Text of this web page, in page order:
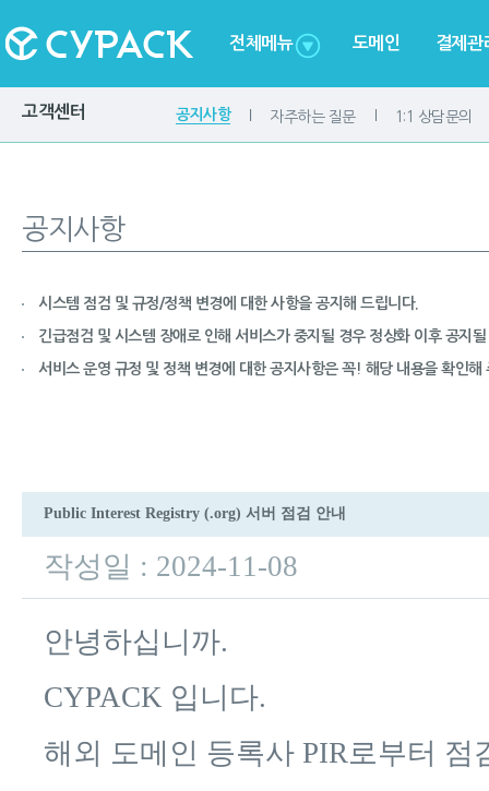
전체메뉴 도메인 결제관
고객센터 공지사항 자주하는 질문 1:1 상담문의
공지사항
시스템 점검 및 규정/정책 변경에 대한 사항을 공지해 드립니다.
긴급점검 및 시스템 장애로 인해 서비스가 중지될 경우 정상화 이후 공지
서비스 운영 규정 및 정책 변경에 대한 공지사항은 꼭! 해당 내용을 확인해
Public Interest Registry (.org) 서버 점검 안내
작성일 : 2024-11-08
안녕하십니까.
CYPACK 입니다.
해외 도메인 등록사 PIR로부터